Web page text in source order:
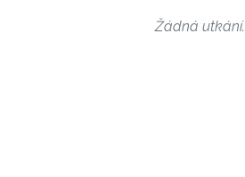
Žádná utkání.